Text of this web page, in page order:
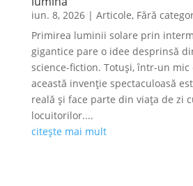
iun. 8, 2026| Articole, Fără
Primirea luminii solare prin
gigantice pare o idee desprinsă
science-fiction. Totuși, într-un mic
această invenție spectaculoasă
reală și face parte din viața de zi
locuitorilor....
citește mai mult